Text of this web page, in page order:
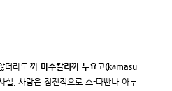
더라도 까-마수칼리까-누요고(kāmasu
실, 사람은 점진적으로 소-따빤나 아누